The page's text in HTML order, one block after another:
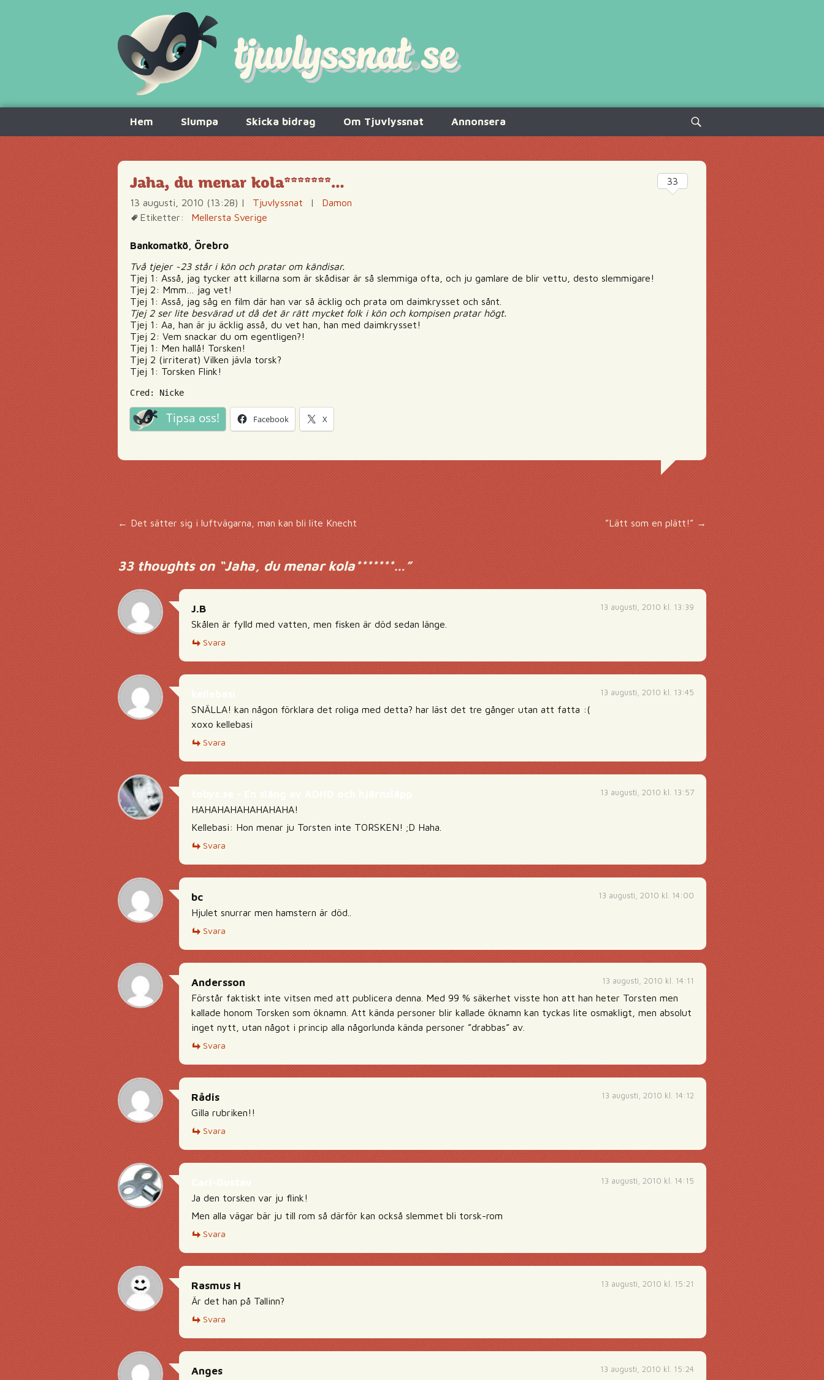
innehåll
Hem Slumpa Skicka bidrag Om Tjuvlyssnat Annonsera
Sök
efter:
Jaha, du menar kola*******…
13 augusti, 2010 (13:28) | Tjuvlyssnat |
Damon
Etiketter:
Mellersta Sverige
Bankomatkö, Örebro
Två tjejer ~23 står i kön och pratar om kändisar.
Tjej 1: Asså, jag tycker att killarna som är skådisar är så slemmiga ofta, och ju gamlare de blir vettu, desto slemmigare!
Tjej 2: Mmm… jag vet!
Tjej 1: Asså, jag såg en film där han var så äcklig och prata om daimkrysset och sånt.
Tjej 2 ser lite besvärad ut då det är rätt mycket folk i kön och kompisen pratar högt.
Tjej 1: Aa, han är ju äcklig asså, du vet han, han med daimkrysset!
Tjej 2: Vem snackar du om egentligen?!
Tjej 1: Men hallå! Torsken!
Tjej 2 (irriterat) Vilken jävla torsk?
Tjej 1: Torsken Flink!
Cred: Nicke
Tipsa oss! Facebook X
33
Inläggsnavigering
← Det sätter sig i luftvägarna, man kan bli lite Knecht ”Lätt som en plätt!” →
33 thoughts on “Jaha, du menar kola*******…”
13 augusti, 2010 kl. 13:39
J.B
Skålen är fylld med vatten, men fisken är död sedan länge.
Svara
13 augusti, 2010 kl. 13:45
SNÄLLA! kan någon förklara det roliga med detta? har läst det tre gånger utan att fatta :(
xoxo kellebasi
Svara
13 augusti, 2010 kl. 13:57
HAHAHAHAHAHAHAHA!
Kellebasi: Hon menar ju Torsten inte TORSKEN! ;D Haha.
Svara
13 augusti, 2010 kl. 14:00
bc
Hjulet snurrar men hamstern är död..
Svara
13 augusti, 2010 kl. 14:11
Andersson
Förstår faktiskt inte vitsen med att publicera denna. Med 99 % säkerhet visste hon att han heter Torsten men
kallade honom Torsken som öknamn. Att kända personer blir kallade öknamn kan tyckas lite osmakligt, men absolut
inget nytt, utan något i princip alla någorlunda kända personer ”drabbas” av.
Svara
13 augusti, 2010 kl. 14:12
Rådis
Gilla rubriken!!
Svara
13 augusti, 2010 kl. 14:15
Ja den torsken var ju flink!
Men alla vägar bär ju till rom så därför kan också slemmet bli torsk-rom
Svara
13 augusti, 2010 kl. 15:21
Rasmus H
Är det han på Tallinn?
Svara
13 augusti, 2010 kl. 15:24
Anges